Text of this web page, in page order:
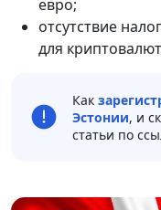
евро;
отсутствие
для
Как
Эстонии, и
статьи по